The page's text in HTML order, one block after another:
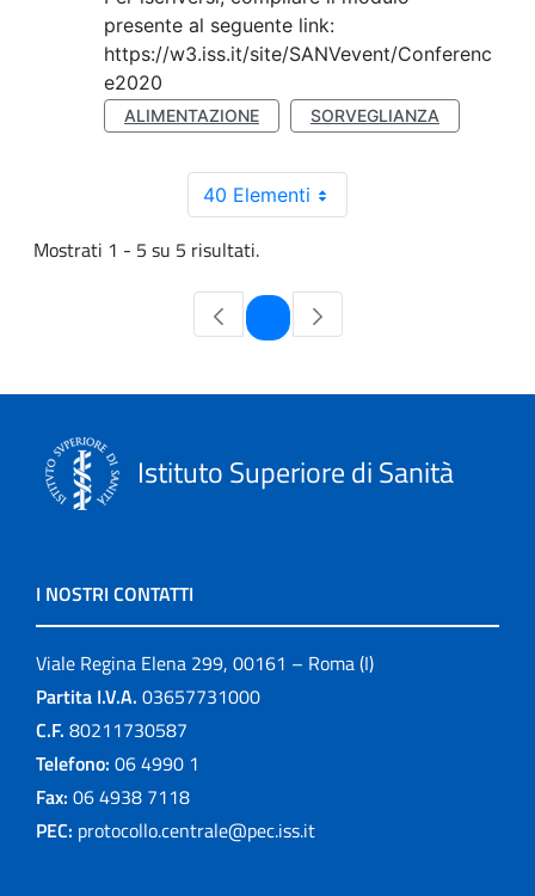
presente al seguente link:
https://w3.iss.it/site/SANVevent/Conferenc
e2020
ALIMENTAZIONE SORVEGLIANZA
40 Elementi
Mostrati 1 - 5 su 5 risultati.
Pagina
Istituto Superiore di Sanità
I NOSTRI CONTATTI
Viale Regina Elena 299, 00161 – Roma (I)
Partita I.V.A. 03657731000
C.F. 80211730587
Telefono: 06 4990 1
Fax: 06 4938 7118
PEC: protocollo.centrale@pec.iss.it